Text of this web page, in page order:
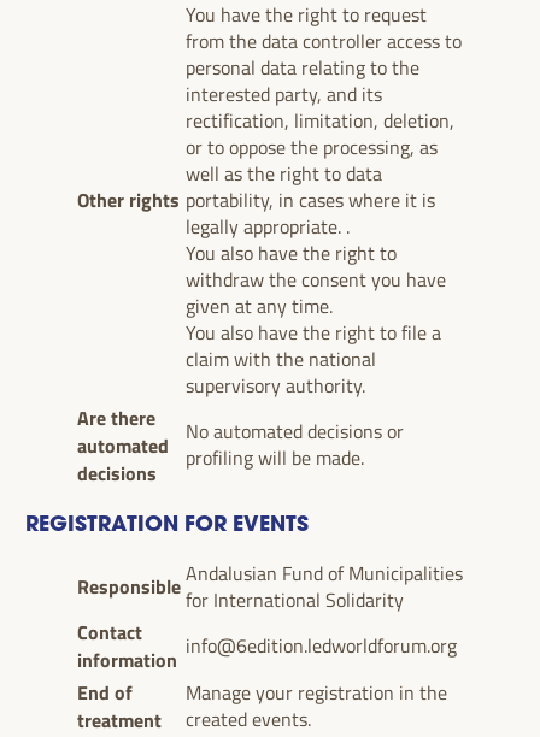
Other rights
You have the right to request
from the data controller access to
personal data relating to the
interested party, and its
rectification, limitation, deletion,
or to oppose the processing, as
well as the right to data
portability, in cases where it is
legally appropriate. .
You also have the right to
withdraw the consent you have
given at any time.
You also have the right to file a
claim with the national
supervisory authority.
Are there
automated
decisions
No automated decisions or
profiling will be made.
REGISTRATION FOR EVENTS
ResponsibleAndalusian Fund of Municipalities
for International Solidarity
Contact
information info@6edition.ledworldforum.org
End of
treatment
Manage your registration in the
created events.